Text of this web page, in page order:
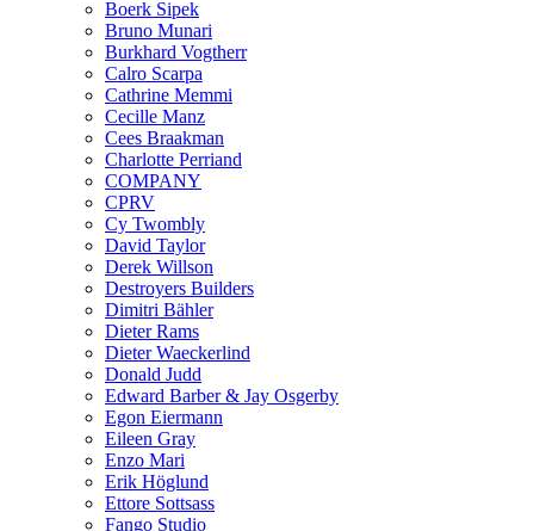
Boerk Sipek
Bruno Munari
Burkhard Vogtherr
Calro Scarpa
Cathrine Memmi
Cecille Manz
Cees Braakman
Charlotte Perriand
COMPANY
CPRV
Cy Twombly
David Taylor
Derek Willson
Destroyers Builders
Dimitri Bähler
Dieter Rams
Dieter Waeckerlind
Donald Judd
Edward Barber & Jay Osgerby
Egon Eiermann
Eileen Gray
Enzo Mari
Erik Höglund
Ettore Sottsass
Fango Studio